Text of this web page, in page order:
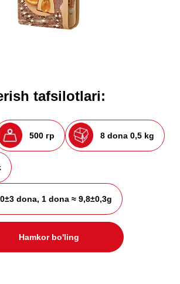
tafsilotlari:
500 гр 8 dona 0,5 kg
dona, 1 dona ≈ 9,8±0,3g
Hamkor bo'ling